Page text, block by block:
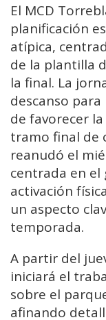
El MCD
planificación
atípica,
de la plantilla
la final. La
descanso
de favorecer
tramo final de
reanudó el
centrada en el
activación
un aspecto
temporada.
A partir del
iniciará el
sobre el
afinando